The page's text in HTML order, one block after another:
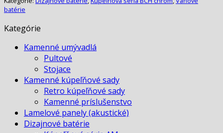
batérie
Kategórie
Kamenné umývadlá
Pultové
Stojace
Kamenné kúpeľňové sady
Retro kúpeľňové sady
Kamenné príslušenstvo
Lamelové panely (akustické)
Dizajnové batérie